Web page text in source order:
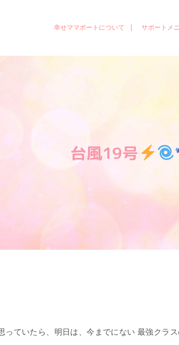
幸せママポートについて サポートメ
台風19号
っていたら、明日は、今までにない 最強クラ